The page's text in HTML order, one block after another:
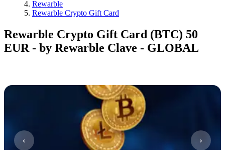
Rewarble
Rewarble Crypto Gift Card
Rewarble Crypto Gift Card (BTC) 50
EUR - by Rewarble Clave - GLOBAL